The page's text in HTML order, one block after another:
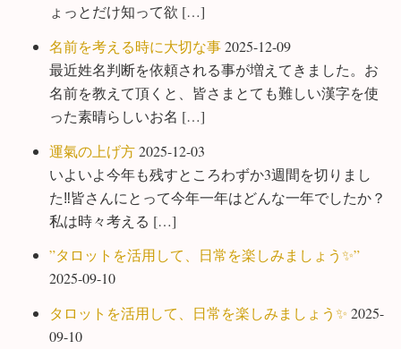
ょっとだけ知って欲 […]
名前を考える時に大切な事2025-12-09
最近姓名判断を依頼される事が増えてきました。お
名前を教えて頂くと、皆さまとても難しい漢字を使
った素晴らしいお名 […]
運氣の上げ方2025-12-03
いよいよ今年も残すところわずか3週間を切りまし
た‼️皆さんにとって今年一年はどんな一年でしたか？
私は時々考える […]
”タロットを活用して、日常を楽しみましょう✨”
2025-09-10
タロットを活用して、日常を楽しみましょう✨ 2025-
09-10